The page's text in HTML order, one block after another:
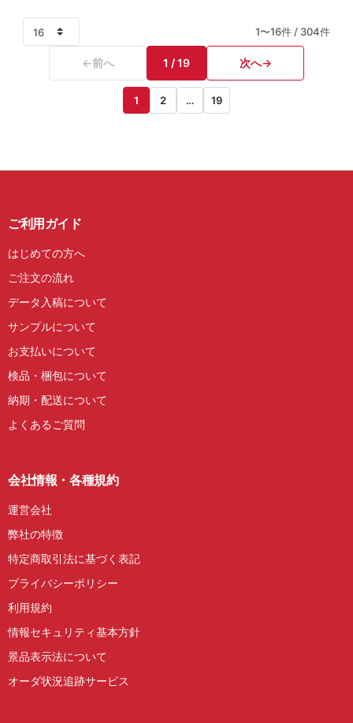
1〜16件 / 304件
←前へ 1 / 19 次へ→
1 2 … 19
ご利用ガイド
はじめての方へ
ご注文の流れ
データ入稿について
サンプルについて
お支払いについて
検品・梱包について
納期・配送について
よくあるご質問
会社情報・各種規約
運営会社
弊社の特徴
特定商取引法に基づく表記
プライバシーポリシー
利用規約
情報セキュリティ基本方針
景品表示法について
オーダ状況追跡サービス